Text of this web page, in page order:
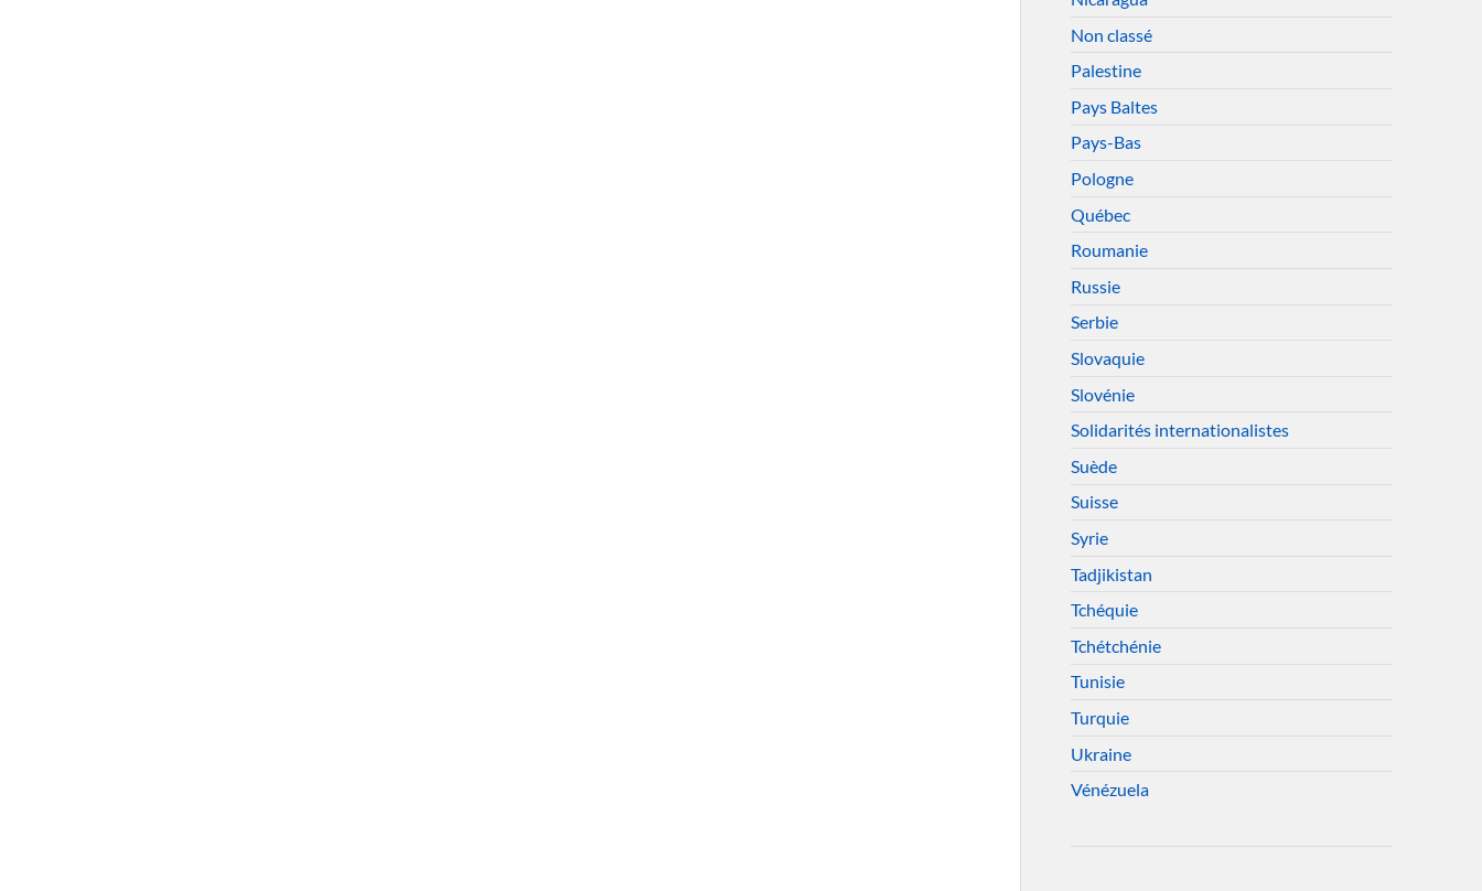
Non classé
Palestine
Pays Baltes
Pays-Bas
Pologne
Québec
Roumanie
Russie
Serbie
Slovaquie
Slovénie
Solidarités internationalistes
Suède
Suisse
Syrie
Tadjikistan
Tchéquie
Tchétchénie
Tunisie
Turquie
Ukraine
Vénézuela